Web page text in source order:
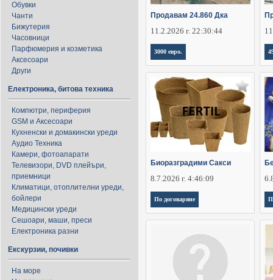
Обувки
Чанти
Бижутерия
Часовници
Парфюмерия и козметика
Аксесоари
Други
Електроника, битова техника
Компютри, периферия
GSM и Аксесоари
Кухненски и домакински уреди
Аудио Техника
Камери, фотоапарати
Телевизори, DVD плейъри,
приемници
Климатици, отоплителни уреди,
бойлери
Медицински уреди
Сешоари, маши, преси
Електроника разни
Екскурзии, почивки
На море
Продавам 24.860 Дка
11.2.2026 г. 22:30:44
3000 евро.
Биоразградими Сакси
8.7.2026 г. 4:46:09
По договаряне